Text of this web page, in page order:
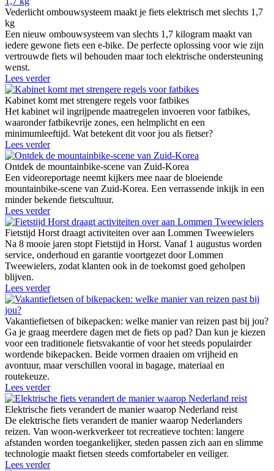
Vederlicht ombouwsysteem maakt je fiets elektrisch met slechts 1,7
kg
Een nieuw ombouwsysteem van slechts 1,7 kilogram maakt van
iedere gewone fiets een e-bike. De perfecte oplossing voor wie zijn
vertrouwde fiets wil behouden maar toch elektrische ondersteuning
wenst.
Lees verder
Kabinet komt met strengere regels voor fatbikes
Het kabinet wil ingrijpende maatregelen invoeren voor fatbikes,
waaronder fatbikevrije zones, een helmplicht en een
minimumleeftijd. Wat betekent dit voor jou als fietser?
Lees verder
Ontdek de mountainbike-scene van Zuid-Korea
Een videoreportage neemt kijkers mee naar de bloeiende
mountainbike-scene van Zuid-Korea. Een verrassende inkijk in een
minder bekende fietscultuur.
Lees verder
Fietstijd Horst draagt activiteiten over aan Lommen Tweewielers
Na 8 mooie jaren stopt Fietstijd in Horst. Vanaf 1 augustus worden
service, onderhoud en garantie voortgezet door Lommen
Tweewielers, zodat klanten ook in de toekomst goed geholpen
blijven.
Lees verder
Vakantiefietsen of bikepacken: welke manier van reizen past bij jou?
Ga je graag meerdere dagen met de fiets op pad? Dan kun je kiezen
voor een traditionele fietsvakantie of voor het steeds populairder
wordende bikepacken. Beide vormen draaien om vrijheid en
avontuur, maar verschillen vooral in bagage, materiaal en
routekeuze.
Lees verder
Elektrische fiets verandert de manier waarop Nederland reist
De elektrische fiets verandert de manier waarop Nederlanders
reizen. Van woon-werkverkeer tot recreatieve tochten: langere
afstanden worden toegankelijker, steden passen zich aan en slimme
technologie maakt fietsen steeds comfortabeler en veiliger.
Lees verder